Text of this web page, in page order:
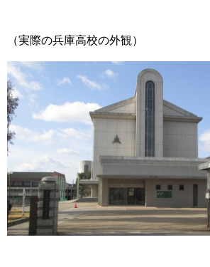
（実際の兵庫高校の外観）